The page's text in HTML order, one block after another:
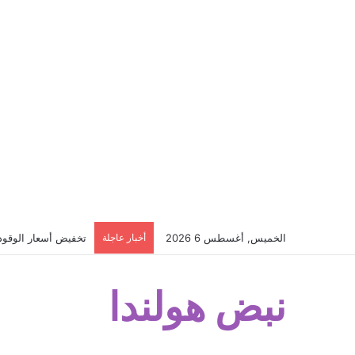
الخميس, أغسطس 6 2026 أخبار عاجلة تخفيض أسعار
نبض هولندا